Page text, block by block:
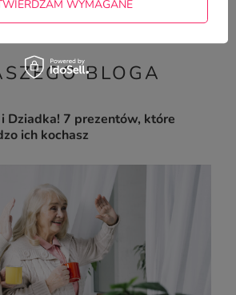
BLOGA
Dziadka! 7 prezentów, które
ich kochasz
WYMAGANE